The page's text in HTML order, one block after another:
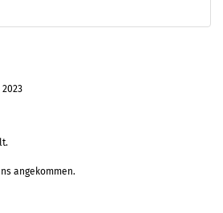
angekommen.